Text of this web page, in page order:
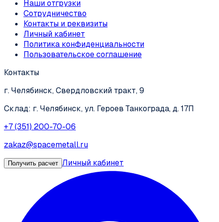
Наши отгрузки
Сотрудничество
Контакты и реквизиты
Личный кабинет
Политика конфиденциальности
Пользовательское соглашение
Контакты
г. Челябинск, Свердловский тракт, 9
Склад: г. Челябинск, ул. Героев Танкограда, д. 17П
+7 (351) 200-70-06
zakaz@spacemetall.ru
Получить расчет Личный кабинет